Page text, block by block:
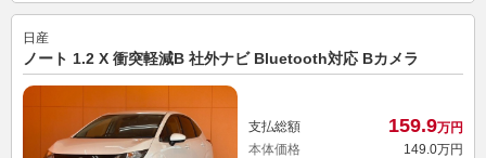
日産
ノート 1.2 X 衝突軽減B 社外ナビ Bluetooth対応 Bカメラ
支払総額 159.9万円
本体価格
149. 0万円